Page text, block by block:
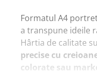
Formatul A4
a transpune ideile
Hârtia de calitate
precise cu
colorate sau